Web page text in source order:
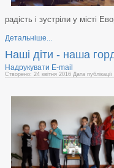
радість і зустріли у місті
Детальніше...
Наші діти - наша
Надрукувати E-mail
Створено: 24 квітня 2016 Дата публікації